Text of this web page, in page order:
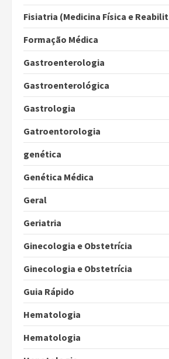
Fisiatria (Medicina Física e
Formação Médica
Gastroenterologia
Gastroenterológica
Gastrologia
Gatroentorologia
genética
Genética Médica
Geral
Geriatria
Ginecologia e Obstetrícia
Ginecologia e Obstetrícia
Guia Rápido
Hematologia
Hematologia